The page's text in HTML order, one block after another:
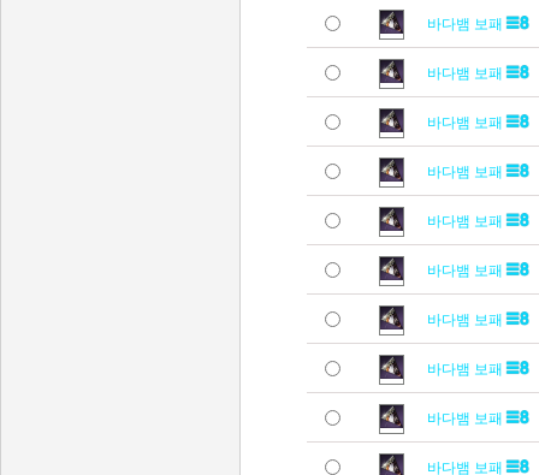
바다뱀 보패
바다뱀 보패
바다뱀 보패
바다뱀 보패
바다뱀 보패
바다뱀 보패
바다뱀 보패
바다뱀 보패
바다뱀 보패
바다뱀 보패